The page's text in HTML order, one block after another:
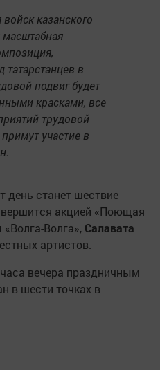
казанского
масштабная
в
подвиг будет
красками, все
трудовой
участие в
станет шествие
акцией «Поющая
Волга», Салавата
артистов.
вечера праздничным
в шести точках в